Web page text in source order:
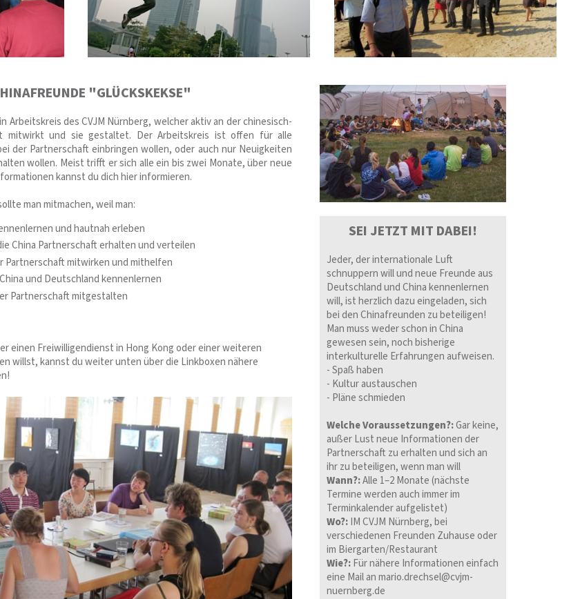
"GLÜCKSKEKSE"
Arbeitskreis des CVJM Nürnberg, welcher aktiv an der chinesisch-
mitwirkt und sie gestaltet. Der Arbeitskreis ist offen für alle
der Partnerschaft einbringen wollen, oder auch nur Neuigkeiten
wollen. Meist trifft er sich alle ein bis zwei Monate, über neue
kannst du dich hier informieren.
man mitmachen, weil man:
und hautnah erleben
China Partnerschaft erhalten und verteilen
Partnerschaft mitwirken und mithelfen
und Deutschland kennenlernen
Partnerschaft mitgestalten
einen Freiwilligendienst in Hong Kong oder einer weiteren
willst, kannst du weiter unten über die Linkboxen nähere
SEI JETZT MIT DABEI!
Jeder, der internationale Luft
schnuppern will und neue Freunde aus
Deutschland und China kennenlernen
will, ist herzlich dazu eingeladen, sich
bei den Chinafreunden zu beteiligen!
Man muss weder schon in China
gewesen sein, noch bisherige
interkulturelle Erfahrungen aufweisen.
- Spaß haben
- Kultur austauschen
- Pläne schmieden
Welche Voraussetzungen?:Gar keine,
außer Lust neue Informationen der
Partnerschaft zu erhalten und sich an
ihr zu beteiligen, wenn man will
Wann?:Alle 1–2 Monate (nächste
Termine werden auch immer im
Terminkalender aufgelistet)
Wo?:IM CVJM Nürnberg, bei
verschiedenen Freunden Zuhause oder
im Biergarten/Restaurant
Wie?:Für nähere Informationen einfach
eine Mail an mario.drechsel@cvjm-
nuernberg.de